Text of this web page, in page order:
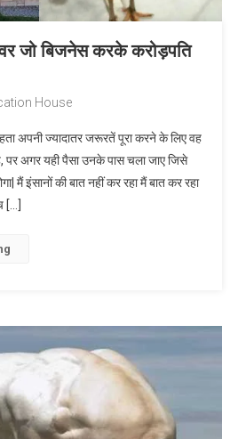
जो बिजनेस करके करोड़पति
House
अपनी ज्यादातर जरूरतें पूरा करने के लिए वह
पर अगर यही पैसा उनके पास चला जाए जिसे
मैं इंसानों की बात नहीं कर रहा मैं बात कर रहा
[…]